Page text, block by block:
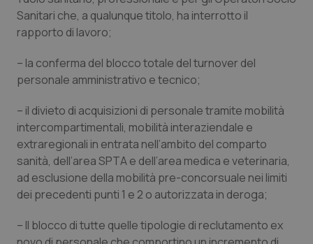
Quotidiano Chirurgia
Quotidiano Oncologia
Quotidiano Pediatria
Rene & patologie urogenitali
Salute orale & impianti
Sangue & coagulazione
Tiroide
Sanitari che, a qualunque titolo, ha interrotto il
rapporto di lavoro;
– la conferma del blocco totale del turnover del
personale amministrativo e tecnico;
– il divieto di acquisizioni di personale tramite mobilità
intercompartimentali, mobilità interaziendale e
extraregionali in entrata nell’ambito del comparto
sanità, dell’area SPTA e dell’area medica e veterinaria,
ad esclusione della mobilità pre-concorsuale nei limiti
dei precedenti punti 1 e 2 o autorizzata in deroga;
– Il blocco di tutte quelle tipologie di reclutamento ex